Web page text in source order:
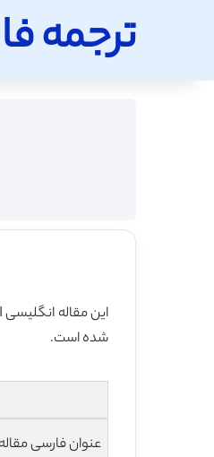
ترجمه فا
شده است.
عنوان فارسی